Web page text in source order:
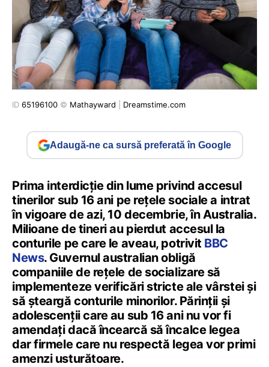
ID 65196100 © Mathayward Dreamstime.com
Adaugă-ne ca sursă preferată în Google
Prima interdicție din lume privind accesul
tinerilor sub 16 ani pe rețele sociale a intrat
în vigoare de azi, 10 decembrie, în Australia.
Milioane de tineri au pierdut accesul la
conturile pe care le aveau, potrivit BBC
News. Guvernul australian obligă
companiile de rețele de socializare să
implementeze verificări stricte ale vârstei și
să șteargă conturile minorilor. Părinții și
adolescenții care au sub 16 ani nu vor fi
amendați dacă încearcă să încalce legea
dar firmele care nu respectă legea vor primi
amenzi usturătoare.